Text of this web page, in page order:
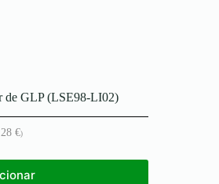
de GLP (LSE98-LI02)
€)